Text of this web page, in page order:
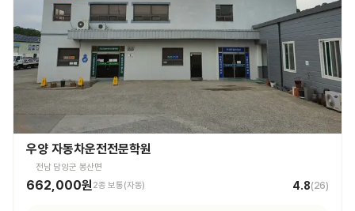
우양 자동차운전전문학원
전남 담양군 봉산면
662,000원2종 보통(자동) 4.8(26)